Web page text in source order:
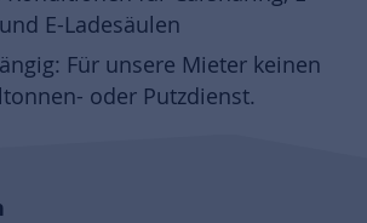
E-Ladesäulen
Für unsere Mieter keinen
oder Putzdienst.